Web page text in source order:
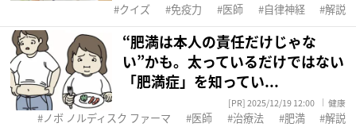
クイズ 免疫力 医師 自律神経 解説
“肥満は本人の責任だけじゃな
い”かも。太っているだけではない
「肥満症」を知ってい...
[PR] 2025/12/19 12:00 健康
ノボ ノルディスク ファーマ 医師 治療法 肥満 解説